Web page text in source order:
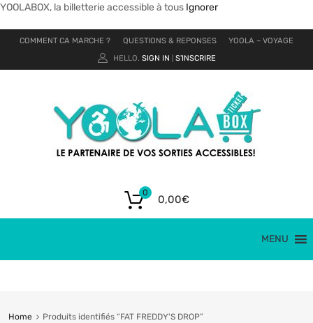
YOOLABOX, la billetterie accessible à tous Ignorer
COMMENT CA MARCHE ? QUESTIONS & REPONSES
YOOLA – VOYAGE
HELLO. SIGN IN S'INSCRIRE
0,00€
0
MENU
Home Produits identifiés “FAT FREDDY'S DROP”